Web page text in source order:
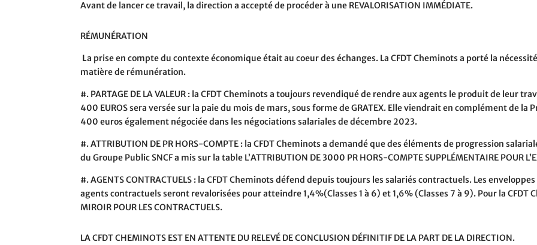
Avant de lancer ce travail, la direction a accepté de procéder à une REVALORISATION IMMÉDIATE.
RÉMUNÉRATION
La prise en compte du contexte économique était au coeur des échanges. La CFDT Cheminots a porté la
matière de rémunération.
#. PARTAGE DE LA VALEUR : la CFDT Cheminots a toujours revendiqué de rendre aux agents le produit de leur
400 EUROSsera versée sur la paie du mois de mars, sous forme de GRATEX. Elle viendrait en complément de la
400 euros également négociée dans les négociations salariales de décembre 2023.
#.ATTRIBUTION DE PR HORS-COMPTE : la CFDT Cheminots a demandé que des éléments de progression
du Groupe Public SNCF a mis sur la table L’ATTRIBUTION DE 3000 PR HORS-COMPTE SUPPLÉMENTAIRE POUR
#.AGENTS CONTRACTUELS : la CFDT Cheminots défend depuis toujours les salariés contractuels. Les
agents contractuels seront revalorisées pour atteindre 1,4%(Classes 1 à 6) et 1,6% (Classes 7 à 9). Pour la
MIROIR POUR LES CONTRACTUELS.
LA CFDT CHEMINOTS EST EN ATTENTE DU RELEVÉ DE CONCLUSION DÉFINITIF DE LA PART DE LA DIRECTION.